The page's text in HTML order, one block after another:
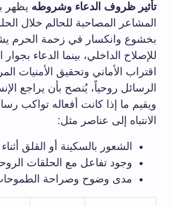
تأثير ظروف الدعاء وشروطه يظهر
المشاعر المصاحبة للحالم خلال
بخشوع وانكسار في زحمة الحرم
للإصلاح الداخلي، بينما الدعاء
اقتراب الأماني وتحقيق الأمنيات
الرسائل روحياً، يُنصح بأن يراجع
ويقيم ما إذا كانت أفعاله تواكب
الانتباه إلى عناصر مثل:
الشعور بالسكينة أو القلق أثناء
وجود تفاعل مع الحلقات
مدى وضوح وصراحة الطموحات